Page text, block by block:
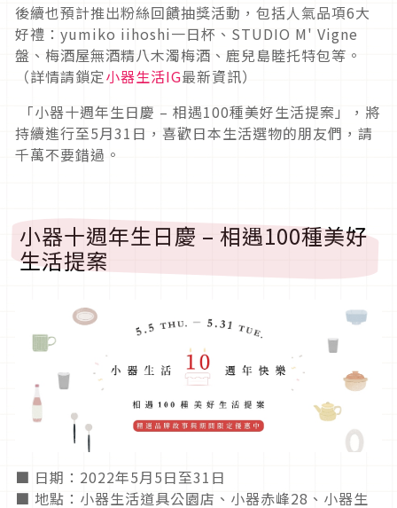
後續也預計推出粉絲回饋抽獎活動，包括人氣品項6大
好禮：yumiko iihoshi一日杯、STUDIO M' Vigne
盤、​梅酒屋無酒精八木濁梅酒​、鹿兒島睦托特包等。
（詳情請鎖定小器生活IG最新資訊）
「小器十週年生日慶 – 相遇100種美好生活提案」，將
持續進行至5月31日，喜歡日本生活選物的朋友們，請
千萬不要錯過。
小器十週年生日慶 – 相遇100種美好
生活提案
■ 日期：2022年5月5日至31日
■ 地點：小器生活道具公園店、小器赤峰28、小器生